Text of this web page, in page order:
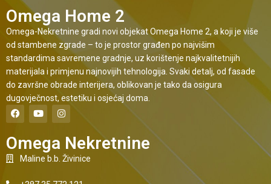
Omega Home 2
Omega-Nekretnine gradi novi objekat Omega Home 2, a koji je više
od stambene zgrade – to je prostor građen po najvišim
standardima savremene gradnje, uz korištenje najkvalitetnijih
materijala i primjenu najnovijih tehnologija. Svaki detalj, od fasade
do završne obrade interijera, oblikovan je tako da osigura
dugovječnost, estetiku i osjećaj doma.
Omega Nekretnine
Maline b.b. Živinice